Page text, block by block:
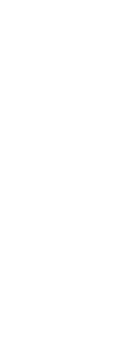
comerç dins